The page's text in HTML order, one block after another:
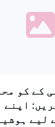
کے کو
اپنے
لیے